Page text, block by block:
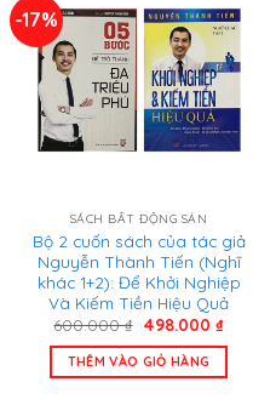
-17%
SÁCH BẤT ĐỘNG SẢN
Bộ 2 cuốn sách của tác giả
Nguyễn Thành Tiến (Nghĩ
khác 1+2): Để Khởi Nghiệp
Và Kiếm Tiền Hiệu Quả
600.000₫ Giá
là:
600.000 ₫.
498.000 ₫Giá
tại
THÊM VÀO GIỎ HÀNG